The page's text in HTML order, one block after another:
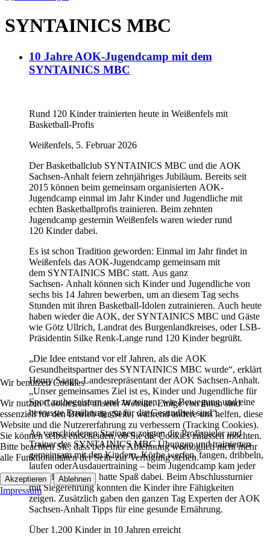
SYNTAINICS MBC
10 Jahre AOK-Jugendcamp mit dem
SYNTAINICS MBC
Rund 120 Kinder trainierten heute in Weißenfels mit
Basketball-Profis
Weißenfels, 5. Februar 2026
Der Basketballclub SYNTAINICS MBC und die AOK
Sachsen-Anhalt feiern zehnjähriges Jubiläum. Bereits seit
2015 können beim gemeinsam organisierten AOK-
Jugendcamp einmal im Jahr Kinder und Jugendliche mit
echten Basketballprofis trainieren. Beim zehnten
Jugendcamp gesternin Weißenfels waren wieder rund
120 Kinder dabei.
Es ist schon Tradition geworden: Einmal im Jahr findet in
Weißenfels das AOK-Jugendcamp gemeinsam mit
dem SYNTAINICS MBC statt. Aus ganz
Sachsen- Anhalt können sich Kinder und Jugendliche von
sechs bis 14 Jahren bewerben, um an diesem Tag sechs
Stunden mit ihren Basketball-Idolen zutrainieren. Auch heute
haben wieder die AOK, der SYNTAINICS MBC und Gäste
wie Götz Ullrich, Landrat des Burgenlandkreises, oder LSB-
Präsidentin Silke Renk-Lange rund 120 Kinder begrüßt.
„Die Idee entstand vor elf Jahren, als die AOK
Gesundheitspartner des SYNTAINICS MBC wurde“, erklärt
Henry Saage, Landesrepräsentant der AOK Sachsen-Anhalt.
„Unser gemeinsames Ziel ist es, Kinder und Jugendliche für
Sport zu begeistern und zu zeigen, wie Bewegung und eine
bewusste Ernährung gut für die Gesundheit sind“.
An verschiedenen Stationen zeigten die Profispieler und
Trainer des SYNTAINICS MBC Übungen und trainierten
gemeinsam mit den Kindern. Körbe werfen, fangen, dribbeln,
laufen oderAusdauertraining – beim Jugendcamp kam jeder
ins Schwitzenund hatte Spaß dabei. Beim Abschlussturnier
mit Siegerehrung konnten die Kinder ihre Fähigkeiten
zeigen. Zusätzlich gaben den ganzen Tag Experten der AOK
Sachsen-Anhalt Tipps für eine gesunde Ernährung.
Über 1.200 Kinder in 10 Jahren erreicht
Wir benutzen Cookies
Wir nutzen Cookies auf unserer Website. Einige von ihnen sind
essenziell für den Betrieb der Seite, während andere uns helfen, diese
Website und die Nutzererfahrung zu verbessern (Tracking Cookies).
Sie können selbst entscheiden, ob Sie die Cookies zulassen möchten.
Bitte beachten Sie, dass bei einer Ablehnung womöglich nicht mehr
alle Funktionalitäten der Seite zur Verfügung stehen.
Akzeptieren Ablehnen
Impressum